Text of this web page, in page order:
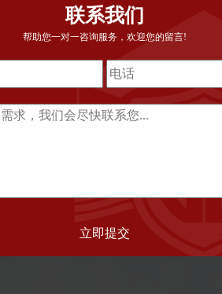
联系我们
帮助您一对一咨询服务，欢迎您的留言!